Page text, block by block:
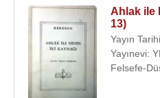
Ahlak ile
13)
Yayın
Yayınevi:
Felsefe-